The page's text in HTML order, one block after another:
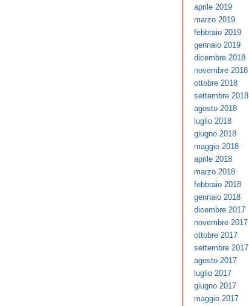
aprile 2019
marzo 2019
febbraio 2019
gennaio 2019
dicembre 2018
novembre 2018
ottobre 2018
settembre 2018
agosto 2018
luglio 2018
giugno 2018
maggio 2018
aprile 2018
marzo 2018
febbraio 2018
gennaio 2018
dicembre 2017
novembre 2017
ottobre 2017
settembre 2017
agosto 2017
luglio 2017
giugno 2017
maggio 2017